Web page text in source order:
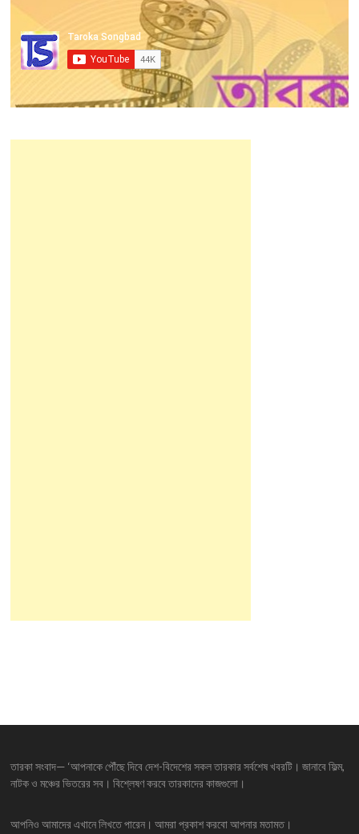
তারকা সংবাদ— ‘আপনাকে পৌঁছে দিবে দেশ-বিদেশের সকল তারকার সর্বশেষ খবরটি। জানাবে ফিল্ম,
নাটক ও মঞ্চের ভিতরের সব। বিশ্লেষণ করবে তারকাদের কাজগুলো।
আপনিও আমাদের এখানে লিখতে পারেন। আমরা প্রকাশ করবো আপনার মতামত।